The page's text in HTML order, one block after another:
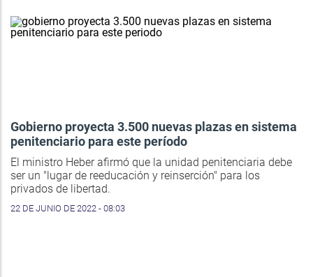
Gobierno proyecta 3.500 nuevas plazas en sistema
penitenciario para este período
El ministro Heber afirmó que la unidad penitenciaria debe
ser un "lugar de reeducación y reinserción" para los
privados de libertad.
22 DE JUNIO DE 2022 - 08:03